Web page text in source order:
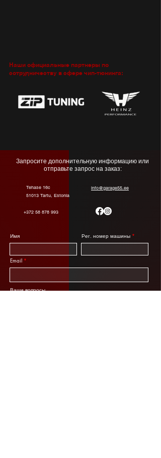
Наши официальные партнеры по
сотрудничеству в сфере чип-тюнинга:
Запросите дополнительную информацию или
отправьте запрос на заказ:
Tehase 16c
51013 Tartu, Estonia
info@garage55.ee
+372 58 878 993
Имя Рег. номер машины
Email
Ваши вопросы